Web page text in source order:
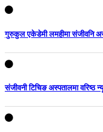
गुरुकुल एकेडेमी लमहीमा संजीवनि
संजीवनी टिचिङ अस्पतालमा वरिष्ठ